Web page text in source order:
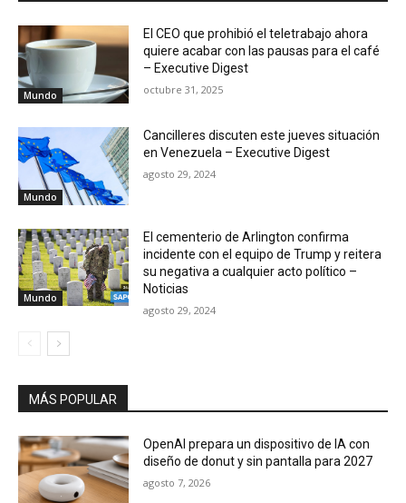
Mundo
El CEO que prohibió el teletrabajo ahora
quiere acabar con las pausas para el café
– Executive Digest
octubre 31, 2025
Mundo
Cancilleres discuten este jueves situación
en Venezuela – Executive Digest
agosto 29, 2024
Mundo
El cementerio de Arlington confirma
incidente con el equipo de Trump y reitera
su negativa a cualquier acto político –
Noticias
agosto 29, 2024
MÁS POPULAR
OpenAI prepara un dispositivo de IA con
diseño de donut y sin pantalla para 2027
agosto 7, 2026